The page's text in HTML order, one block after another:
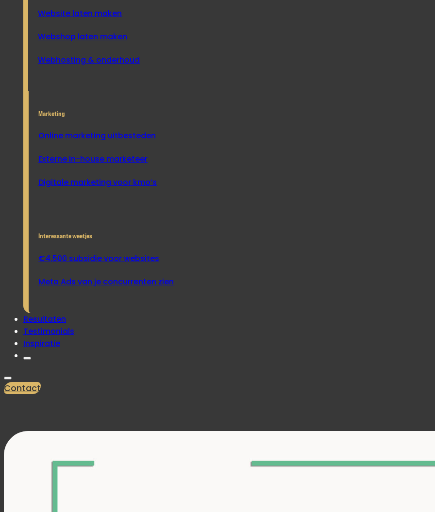
Website laten maken
Webshop laten maken
Webhosting & onderhoud
Marketing
Online marketing uitbesteden
Externe in-house marketeer
Digitale marketing voor kmo’s
Interessante weetjes
€4.500 subsidie voor websites
Meta Ads van je concurrenten zien
Resultaten
Testimonials
Inspiratie
Contact